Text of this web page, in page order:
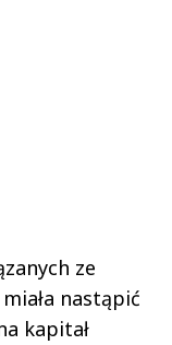
ze
nastąpić
kapitał